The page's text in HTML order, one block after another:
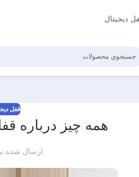
دیجیتال
قفل
همه چیز درباره
ارسال شده